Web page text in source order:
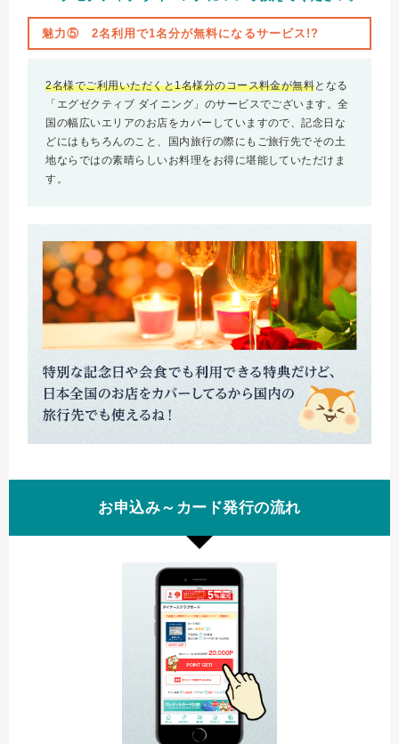
魅力⑤ 2名利用で1名分が無料になるサービス!?
2名様でご利用いただくと1名様分のコース料金が無料となる
「エグゼクティブ ダイニング」のサービスでございます。全
国の幅広いエリアのお店をカバーしていますので、記念日な
どにはもちろんのこと、国内旅行の際にもご旅行先でその土
地ならではの素晴らしいお料理をお得に堪能していただけま
す。
お申込み～カード発行の流れ